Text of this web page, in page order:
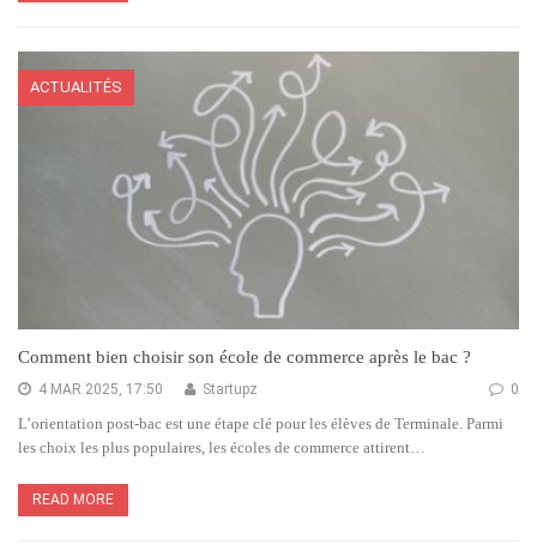
ACTUALITÉS
Comment bien choisir son école de commerce après le bac ?
4 MAR 2025, 17:50 0
Startupz
L’orientation post-bac est une étape clé pour les élèves de Terminale. Parmi
les choix les plus populaires, les écoles de commerce attirent…
READ MORE